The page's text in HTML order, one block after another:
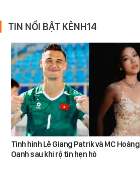
TIN NỔI BẬT KÊNH14
Tình hình Lê Giang Patrik và MC Hoàng
Oanh sau khi rộ tin hẹn hò